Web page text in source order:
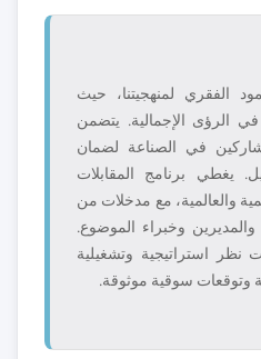
الفقري لمنهجيتنا، حيث
تقريباً في الرؤى الإجمالية. يتضمن
في الصناعة لضمان
يغطي برنامج المقابلات
والعالمية، مع مدخلات من
والمديرين وخبراء الموضوع.
نظر استراتيجية وتشغيلية
وتوقعات سوقية موثوقة.